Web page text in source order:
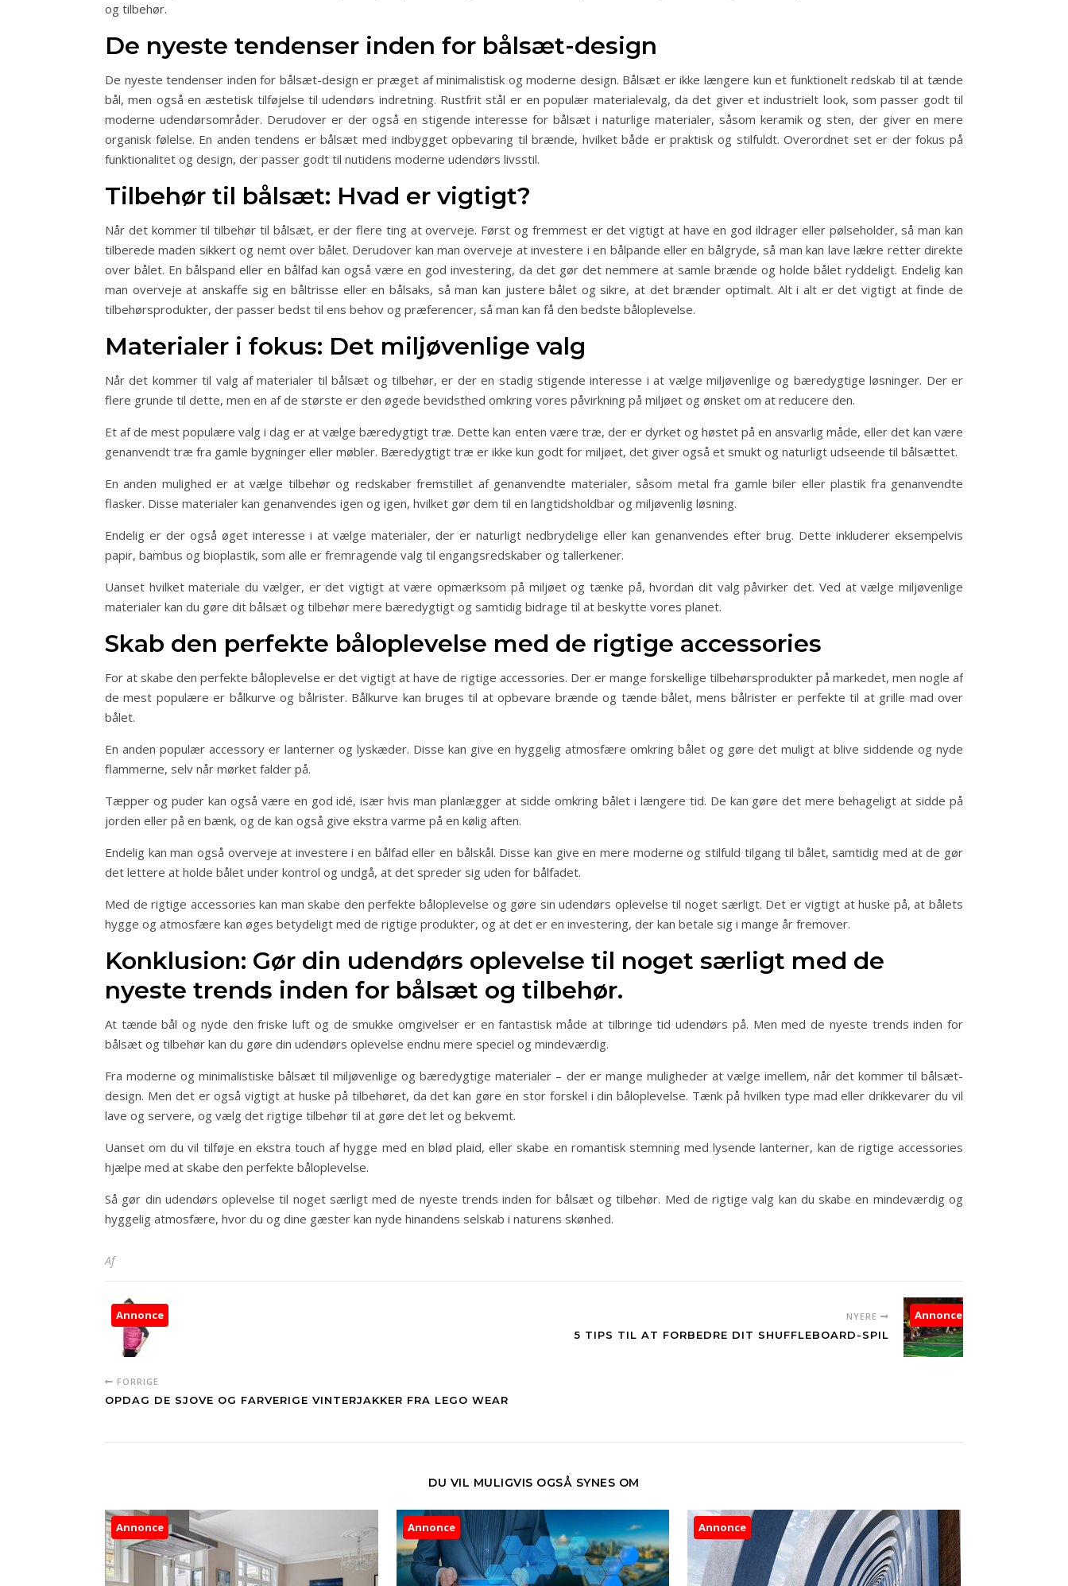
og tilbehør.
De nyeste tendenser inden for bålsæt-design
De nyeste tendenser inden for bålsæt-design er præget af minimalistisk og moderne design. Bålsæt er ikke længere kun et funktionelt redskab til at tænde
bål, men også en æstetisk tilføjelse til udendørs indretning. Rustfrit stål er en populær materialevalg, da det giver et industrielt look, som passer godt til
moderne udendørsområder. Derudover er der også en stigende interesse for bålsæt i naturlige materialer, såsom keramik og sten, der giver en mere
organisk følelse. En anden tendens er bålsæt med indbygget opbevaring til brænde, hvilket både er praktisk og stilfuldt. Overordnet set er der fokus på
funktionalitet og design, der passer godt til nutidens moderne udendørs livsstil.
Tilbehør til bålsæt: Hvad er vigtigt?
Når det kommer til tilbehør til bålsæt, er der flere ting at overveje. Først og fremmest er det vigtigt at have en god ildrager eller pølseholder, så man kan
tilberede maden sikkert og nemt over bålet. Derudover kan man overveje at investere i en bålpande eller en bålgryde, så man kan lave lækre retter direkte
over bålet. En bålspand eller en bålfad kan også være en god investering, da det gør det nemmere at samle brænde og holde bålet ryddeligt. Endelig kan
man overveje at anskaffe sig en båltrisse eller en bålsaks, så man kan justere bålet og sikre, at det brænder optimalt. Alt i alt er det vigtigt at finde de
tilbehørsprodukter, der passer bedst til ens behov og præferencer, så man kan få den bedste båloplevelse.
Materialer i fokus: Det miljøvenlige valg
Når det kommer til valg af materialer til bålsæt og tilbehør, er der en stadig stigende interesse i at vælge miljøvenlige og bæredygtige løsninger. Der er
flere grunde til dette, men en af de største er den øgede bevidsthed omkring vores påvirkning på miljøet og ønsket om at reducere den.
Et af de mest populære valg i dag er at vælge bæredygtigt træ. Dette kan enten være træ, der er dyrket og høstet på en ansvarlig måde, eller det kan være
genanvendt træ fra gamle bygninger eller møbler. Bæredygtigt træ er ikke kun godt for miljøet, det giver også et smukt og naturligt udseende til bålsættet.
En anden mulighed er at vælge tilbehør og redskaber fremstillet af genanvendte materialer, såsom metal fra gamle biler eller plastik fra genanvendte
flasker. Disse materialer kan genanvendes igen og igen, hvilket gør dem til en langtidsholdbar og miljøvenlig løsning.
Endelig er der også øget interesse i at vælge materialer, der er naturligt nedbrydelige eller kan genanvendes efter brug. Dette inkluderer eksempelvis
papir, bambus og bioplastik, som alle er fremragende valg til engangsredskaber og tallerkener.
Uanset hvilket materiale du vælger, er det vigtigt at være opmærksom på miljøet og tænke på, hvordan dit valg påvirker det. Ved at vælge miljøvenlige
materialer kan du gøre dit bålsæt og tilbehør mere bæredygtigt og samtidig bidrage til at beskytte vores planet.
Skab den perfekte båloplevelse med de rigtige accessories
For at skabe den perfekte båloplevelse er det vigtigt at have de rigtige accessories. Der er mange forskellige tilbehørsprodukter på markedet, men nogle af
de mest populære er bålkurve og bålrister. Bålkurve kan bruges til at opbevare brænde og tænde bålet, mens bålrister er perfekte til at grille mad over
bålet.
En anden populær accessory er lanterner og lyskæder. Disse kan give en hyggelig atmosfære omkring bålet og gøre det muligt at blive siddende og nyde
flammerne, selv når mørket falder på.
Tæpper og puder kan også være en god idé, især hvis man planlægger at sidde omkring bålet i længere tid. De kan gøre det mere behageligt at sidde på
jorden eller på en bænk, og de kan også give ekstra varme på en kølig aften.
Endelig kan man også overveje at investere i en bålfad eller en bålskål. Disse kan give en mere moderne og stilfuld tilgang til bålet, samtidig med at de gør
det lettere at holde bålet under kontrol og undgå, at det spreder sig uden for bålfadet.
Med de rigtige accessories kan man skabe den perfekte båloplevelse og gøre sin udendørs oplevelse til noget særligt. Det er vigtigt at huske på, at bålets
hygge og atmosfære kan øges betydeligt med de rigtige produkter, og at det er en investering, der kan betale sig i mange år fremover.
Konklusion: Gør din udendørs oplevelse til noget særligt med de
nyeste trends inden for bålsæt og tilbehør.
At tænde bål og nyde den friske luft og de smukke omgivelser er en fantastisk måde at tilbringe tid udendørs på. Men med de nyeste trends inden for
bålsæt og tilbehør kan du gøre din udendørs oplevelse endnu mere speciel og mindeværdig.
Fra moderne og minimalistiske bålsæt til miljøvenlige og bæredygtige materialer – der er mange muligheder at vælge imellem, når det kommer til bålsæt-
design. Men det er også vigtigt at huske på tilbehøret, da det kan gøre en stor forskel i din båloplevelse. Tænk på hvilken type mad eller drikkevarer du vil
lave og servere, og vælg det rigtige tilbehør til at gøre det let og bekvemt.
Uanset om du vil tilføje en ekstra touch af hygge med en blød plaid, eller skabe en romantisk stemning med lysende lanterner, kan de rigtige accessories
hjælpe med at skabe den perfekte båloplevelse.
Så gør din udendørs oplevelse til noget særligt med de nyeste trends inden for bålsæt og tilbehør. Med de rigtige valg kan du skabe en mindeværdig og
hyggelig atmosfære, hvor du og dine gæster kan nyde hinandens selskab i naturens skønhed.
Af
Annonce
FORRIGE
OPDAG DE SJOVE OG FARVERIGE VINTERJAKKER FRA LEGO WEAR
Annonce
NYERE
5 TIPS TIL AT FORBEDRE DIT SHUFFLEBOARD-SPIL
DU VIL MULIGVIS OGSÅ SYNES OM
Annonce Annonce Annonce